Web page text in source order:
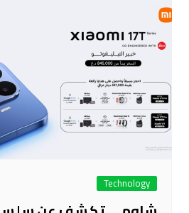
Technology